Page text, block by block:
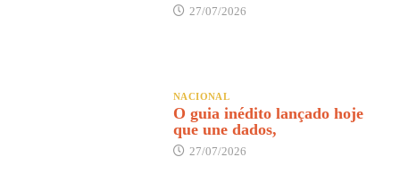
27/07/2026
NACIONAL
O guia inédito lançado hoje
que une dados,
27/07/2026